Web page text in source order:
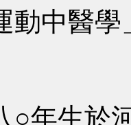
動中醫學
○年生於